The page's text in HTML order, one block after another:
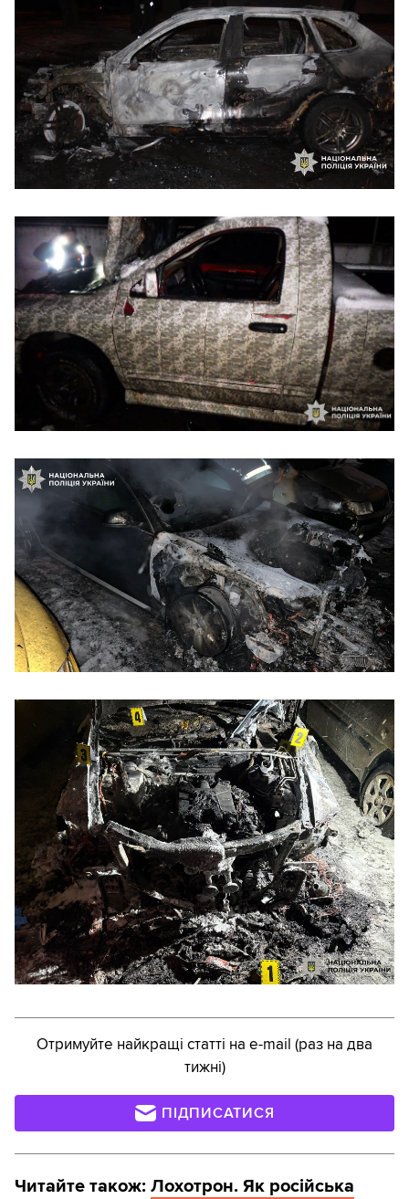
Отримуйте найкращі статті на e-mail (раз на два
тижні)
ПІДПИСАТИСЯ
Читайте також: Лохотрон. Як російська